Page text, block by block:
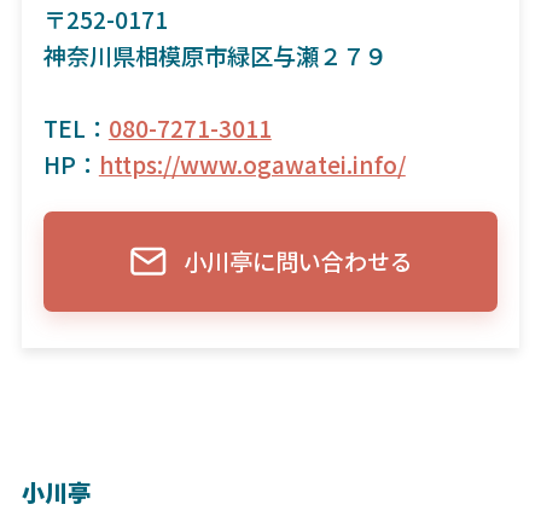
〒252-0171
神奈川県相模原市緑区与瀬２７９
TEL： 080-7271-3011
HP： https://www.ogawatei.info/
小川亭に問い合わせる
小川亭